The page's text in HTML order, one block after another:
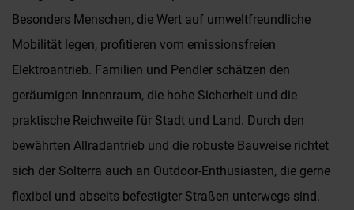
Besonders Menschen, die Wert auf umweltfreundliche
Mobilität legen, profitieren vom emissionsfreien
Elektroantrieb. Familien und Pendler schätzen den
geräumigen Innenraum, die hohe Sicherheit und die
praktische Reichweite für Stadt und Land. Durch den
bewährten Allradantrieb und die robuste Bauweise richtet
sich der Solterra auch an Outdoor-Enthusiasten, die gerne
flexibel und abseits befestigter Straßen unterwegs sind.